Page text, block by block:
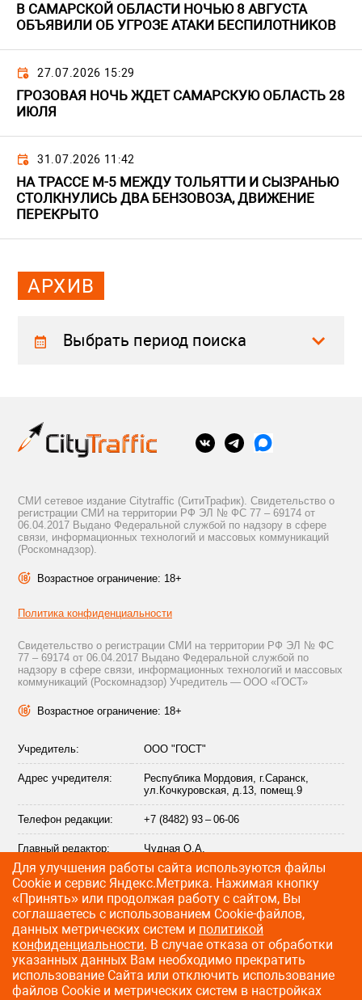
В САМАРСКОЙ ОБЛАСТИ НОЧЬЮ 8 АВГУСТА
ОБЪЯВИЛИ ОБ УГРОЗЕ АТАКИ БЕСПИЛОТНИКОВ
27.07.2026 15:29
ГРОЗОВАЯ НОЧЬ ЖДЕТ САМАРСКУЮ ОБЛАСТЬ 28
ИЮЛЯ
31.07.2026 11:42
НА ТРАССЕ М-5 МЕЖДУ ТОЛЬЯТТИ И СЫЗРАНЬЮ
СТОЛКНУЛИСЬ ДВА БЕНЗОВОЗА, ДВИЖЕНИЕ
ПЕРЕКРЫТО
АРХИВ
Выбрать период поиска
СМИ сетевое издание Citytraffic (СитиТрафик). Свидетельство о
регистрации СМИ на территории РФ ЭЛ № ФС 77 – 69174 от
06.04.2017 Выдано Федеральной службой по надзору в сфере
связи, информационных технологий и массовых коммуникаций
(Роскомнадзор).
Возрастное ограничение: 18+
Политика конфиденциальности
Свидетельство о регистрации СМИ на территории РФ ЭЛ № ФС
77 – 69174 от 06.04.2017 Выдано Федеральной службой по
надзору в сфере связи, информационных технологий и массовых
коммуникаций (Роскомнадзор) Учредитель — ООО «ГОСТ»
Возрастное ограничение: 18+
Учредитель: ООО "ГОСТ"
Адрес учредителя:
Республика Мордовия, г.Саранск,
ул.Кочкуровская, д.13, помещ.9
Телефон редакции: +7 (8482) 93 – 06-06
Главный редактор: Чудная О.А.
Адрес электронной
почты редакции:
info@citytraffic.ru
©2009—2026 CityTraffic — все права защищены
Разработка сайта:Лайт Информ
Для улучшения работы сайта используются файлы
Сookie и сервис Яндекс.Метрика. Нажимая кнопку
«Принять» или продолжая работу с сайтом, Вы
соглашаетесь с использованием Cookie-файлов,
данных метрических систем и политикой
конфиденциальности. В случае отказа от обработки
указанных данных Вам необходимо прекратить
использование Сайта или отключить использование
файлов Cookie и метрических систем в настройках